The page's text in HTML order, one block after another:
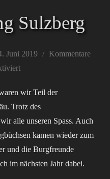
Sulzberg
Juni 2019
Kommentare
wir Teil der
Trotz des
alle unseren Spass. Auch
kamen wieder zum
und die Burgfreunde
im nächsten Jahr dabei.